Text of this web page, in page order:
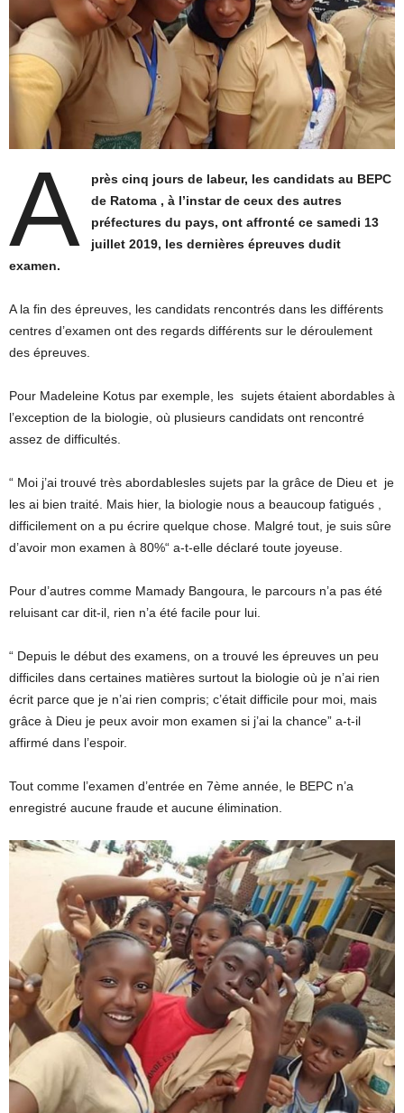
A
près cinq jours de labeur, les candidats au BEPC
de Ratoma , à l’instar de ceux des autres
préfectures du pays, ont affronté ce samedi 13
juillet 2019, les dernières épreuves dudit
examen.
A la fin des épreuves, les candidats rencontrés dans les différents
centres d’examen ont des regards différents sur le déroulement
des épreuves.
Pour Madeleine Kotus par exemple, les sujets étaient abordables à
l’exception de la biologie, où plusieurs candidats ont rencontré
assez de difficultés.
“ Moi j’ai trouvé très abordablesles sujets par la grâce de Dieu et je
les ai bien traité. Mais hier, la biologie nous a beaucoup fatigués ,
difficilement on a pu écrire quelque chose. Malgré tout, je suis sûre
d’avoir mon examen à 80%“ a-t-elle déclaré toute joyeuse.
Pour d’autres comme Mamady Bangoura, le parcours n’a pas été
reluisant car dit-il, rien n’a été facile pour lui.
“ Depuis le début des examens, on a trouvé les épreuves un peu
difficiles dans certaines matières surtout la biologie où je n’ai rien
écrit parce que je n’ai rien compris; c’était difficile pour moi, mais
grâce à Dieu je peux avoir mon examen si j’ai la chance” a-t-il
affirmé dans l’espoir.
Tout comme l’examen d’entrée en 7ème année, le BEPC n’a
enregistré aucune fraude et aucune élimination.